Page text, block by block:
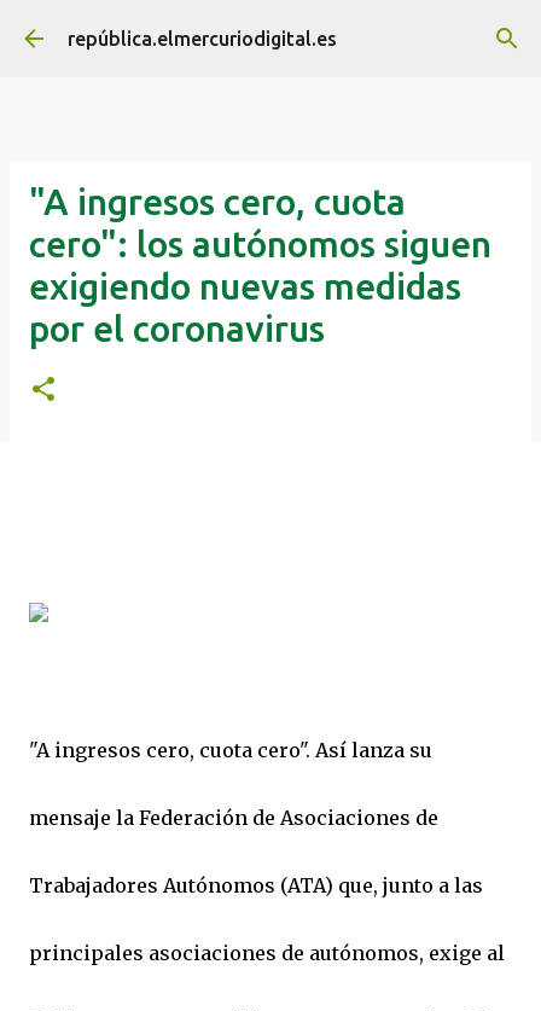
Ir al contenido principal
república.elmercuriodigital.es
"A ingresos cero, cuota
cero": los autónomos siguen
exigiendo nuevas medidas
por el coronavirus
"A ingresos cero, cuota cero". Así lanza su
mensaje la Federación de Asociaciones de
Trabajadores Autónomos (ATA) que, junto a las
principales asociaciones de autónomos, exige al